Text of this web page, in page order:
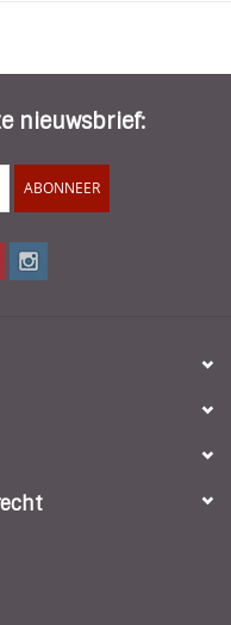
nieuwsbrief:
ABONNEER